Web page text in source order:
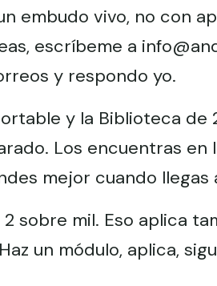
embudo vivo, no con
escríbeme a
y respondo yo.
y la Biblioteca
Los encuentras en
mejor cuando llegas
sobre mil. Eso aplica
un módulo, aplica,